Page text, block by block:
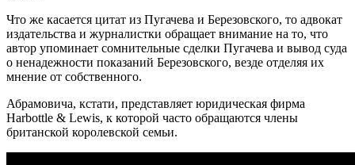
Что же касается цитат из Пугачева и Березовского, то адвокат
издательства и журналистки обращает внимание на то, что
автор упоминает сомнительные сделки Пугачева и вывод суда
о ненадежности показаний Березовского, везде отделяя их
мнение от собственного.
Абрамовича, кстати, представляет юридическая фирма
Harbottle & Lewis, к которой часто обращаются члены
британской королевской семьи.